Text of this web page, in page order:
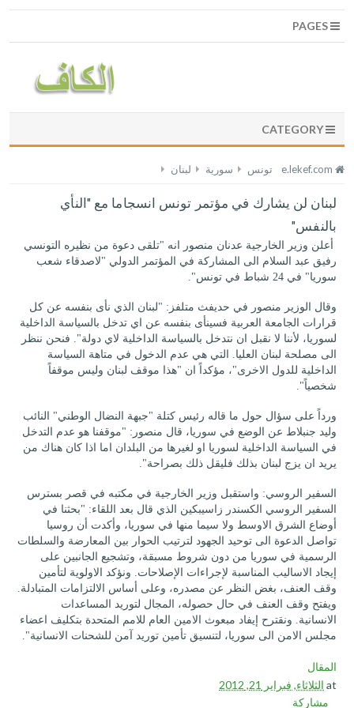
CATEGORY
تونس سورية لبنان
لبنان لن يشارك في مؤتمر تونس انسجاما مع "النأي
بالنفس"
أعلن وزير الخارجية عدنان منصور انه "تلقى دعوة من نظيره التونسي
رفيق عبد السلام الى المشاركة في المؤتمر الدولي "لاصدقاء شعب
سوريا" في 24 شباط في تونس".
وقال الوزير منصور في حديفث متلفز: "لبنان الذي نأى بنفسه عن كل
قرارات الجامعة العربية فسينأى بنفسه عن اي تدخل بالسياسة الداخلية
لسوريا، لأننا لا نقبل ان نتدخل بالسياسة الداخلية لاي دولة". فنحن ننظر
الى مصلحة لبنان العليا. التي هي عدم الدخول في متاهة السياسة
الداخلية للدول الاخرى"، مؤكداً ان "هذا موقف لبنان وليس موقفاً
شخصياً".
ورداً على سؤال حول ما قاله رئيس كتلة "جبهة النضال الوطني" النائب
وليد جنبلاط عن الوضع في سوريا، قال منصور: "موقفنا هو عدم التدخل
في السياسة الداخلية لسوريا او لغيرها من البلدان اما اذا كان هناك من
يريد ان يزج لبنان بذلك فليقل ذلك بصراحة".
السفير الروسي: واستقبل وزير الخارجية في مكتبه في قصر بسترس
السفير الروسي الكسندر زاسيبكين الذي قال بعد اللقاء: "بحثنا في
أوضاع الشرق الاوسط ولا سيما منها في سوريا، وأكدت أن روسيا
تواصل الدعوة الى توحيد الجهود لترتيب الحوار بين المعارضة والسلطات
الرسمية في سوريا من دون شروط مسبقة، وتشجيع الجانبين على
إيجاد الاساليب المناسبة لإجراءات الإصلاحات. ونؤكد الاولوية لتأمين
وقف العنف، بغض النظر عن مصدره، وعلى أساس الالتزامات المتبادلة.
ويفتح وقف العنف في حال حصوله، المجال لتوريد المساعدات
الانسانية. ونقترح إيفاد مبعوث الامين العام للامم المتحدة بتكليف اعضاء
مجلس الامن الى سوريا، لتنسيق تأمين توريد آمن للشحنات الانسانية".
المقال
at الثلاثاء, فبراير 21, 2012
مشاركة